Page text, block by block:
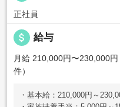
正社員
attach_money 給与
月給 210,000円〜230,000円
件）
・基本給：210,000円～